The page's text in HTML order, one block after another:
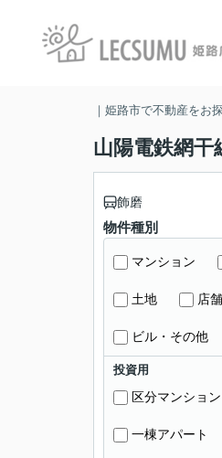
｜姫路市で不動産をお
山陽電鉄網干
飾磨
物件種別
マンション
土地 店舗
ビル・その他
投資用
区分マンション
一棟アパート